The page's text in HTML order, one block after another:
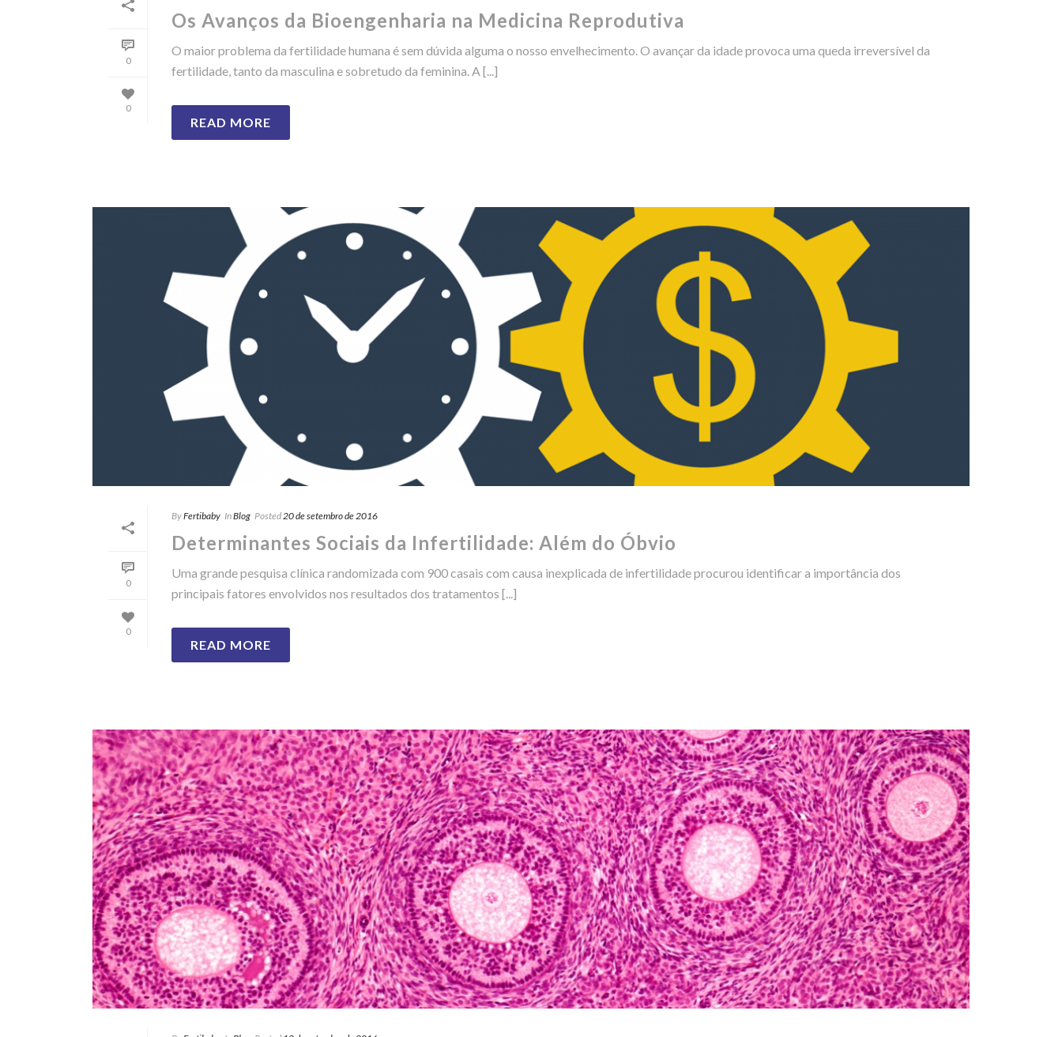
0
0
Os Avanços da Bioengenharia na Medicina Reprodutiva
O maior problema da fertilidade humana é sem dúvida alguma o nosso envelhecimento. O avançar da idade provoca uma queda irreversível da
fertilidade, tanto da masculina e sobretudo da feminina. A [...]
READ MORE
0
0
ByFertibaby InBlog Posted 20 de setembro de 2016
Determinantes Sociais da Infertilidade: Além do Óbvio
Uma grande pesquisa clínica randomizada com 900 casais com causa inexplicada de infertilidade procurou identificar a importância dos
principais fatores envolvidos nos resultados dos tratamentos [...]
READ MORE